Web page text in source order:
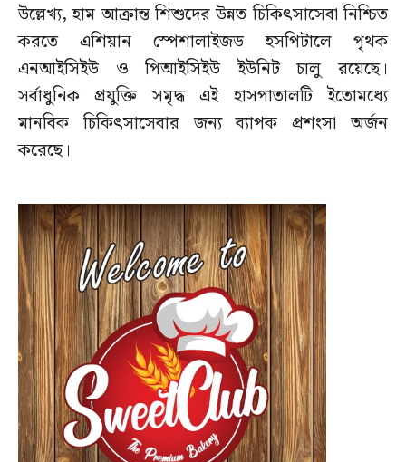
উল্লেখ্য, হাম আক্রান্ত শিশুদের উন্নত চিকিৎসাসেবা নিশ্চিত
করতে এশিয়ান স্পেশালাইজড হসপিটালে পৃথক
এনআইসিইউ ও পিআইসিইউ ইউনিট চালু রয়েছে।
সর্বাধুনিক প্রযুক্তি সমৃদ্ধ এই হাসপাতালটি ইতোমধ্যে
মানবিক চিকিৎসাসেবার জন্য ব্যাপক প্রশংসা অর্জন
করেছে।